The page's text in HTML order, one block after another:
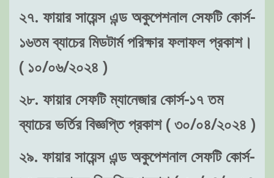
২৭. ফায়ার সায়েন্স এন্ড অকুপেশনাল সেফটি কোর্স-
১৬তম ব্যাচের মিডটার্ম পরিক্ষার ফলাফল প্রকাশ।
( ১০/০৬/২০২৪ )
২৮. ফায়ার সেফটি ম্যানেজার কোর্স-১৭ তম
ব্যাচের ভর্তির বিজ্ঞপ্তি প্রকাশ ( ৩০/০৪/২০২৪ )
২৯. ফায়ার সায়েন্স এন্ড অকুপেশনাল সেফটি কোর্স-